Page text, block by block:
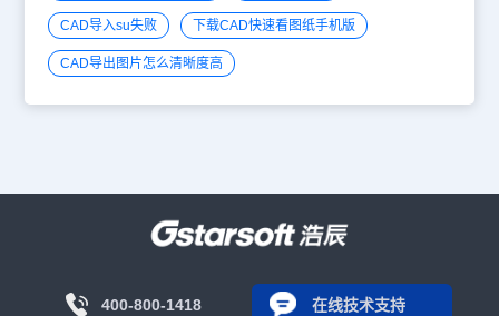
CAD导入su失败 下载CAD快速看图纸手机版
CAD导出图片怎么清晰度高
400-800-1418 在线技术支持